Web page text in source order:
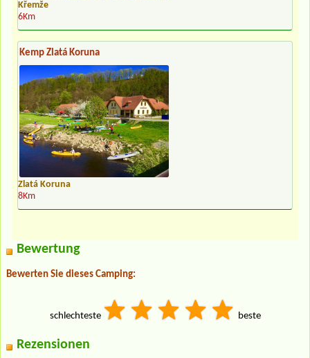
Křemže
6Km
Kemp Zlatá Koruna
Zlatá Koruna
8Km
Bewertung
Bewerten Sie dieses Camping:
schlechteste beste
Rezensionen